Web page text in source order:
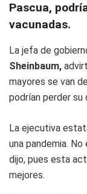
Pascua,
vacunadas.
La jefa de
Sheinbaum,
mayores se van
podrían perder su
La ejecutiva
una pandemia.
dijo, pues esta
mejores.